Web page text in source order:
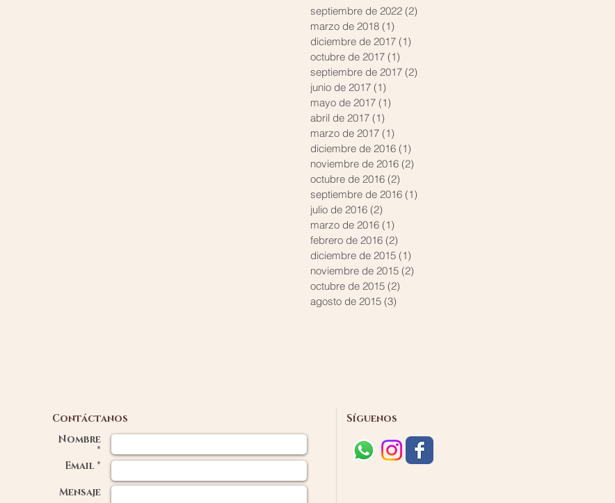
septiembre de 2022 (2)
marzo de 2018 (1)
diciembre de 2017 (1)
octubre de 2017 (1)
septiembre de 2017 (2)
junio de 2017 (1)
mayo de 2017 (1)
abril de 2017 (1)
marzo de 2017 (1)
diciembre de 2016 (1)
noviembre de 2016 (2)
octubre de 2016 (2)
septiembre de 2016 (1)
julio de 2016 (2)
marzo de 2016 (1)
febrero de 2016 (2)
diciembre de 2015 (1)
noviembre de 2015 (2)
octubre de 2015 (2)
agosto de 2015 (3)
Contáctanos
Nombre
*
Email *
Mensaje
Síguenos